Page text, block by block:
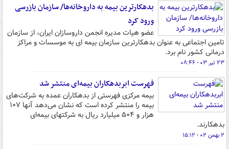
بدهکارترین بیمه به داروخانه‌ها/ سازمان بازرسی
ورود کرد
عضو هیات مدیره انجمن داروسازان ایران، از سازمان
تامین اجتماعی به عنوان بدهکارترین سازمان بیمه ای به موسسات و مراکز
درمانی کشور نام برد.
۲۳ تیر ۰۳ - ۰۸:۴۶
فهرست ابربدهکاران بیمه‌ای منتشر شد
بیمه مرکزی فهرستی از بدهکاران عمده به شرکت‌های
بیمه را منتشر کرده است که نشان می‌دهد آنها ۱۰۷
هزار و ۵۰۴ میلیارد ریال به شرکتهای بیمه‌ای
بدهکارند.
۲ بهمن ۰۲ - ۱۵:۱۲